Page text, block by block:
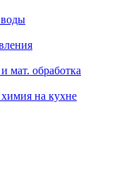
мат. обработка
на кухне